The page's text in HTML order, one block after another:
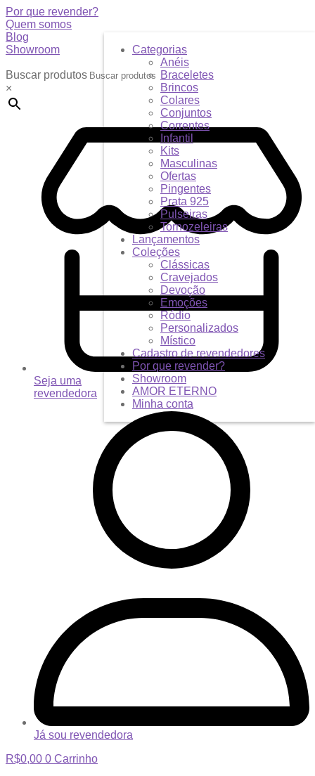
Por que revender?
Quem somos
Blog
Showroom
Buscar produtos
×
Seja uma
revendedora
Já sou revendedora
R$0,00 0 Carrinho
Categorias
Anéis
Braceletes
Brincos
Colares
Conjuntos
Correntes
Infantil
Kits
Masculinas
Ofertas
Pingentes
Prata 925
Pulseiras
Tornozeleiras
Lançamentos
Coleções
Clássicas
Cravejados
Devoção
Emoções
Ródio
Personalizados
Místico
Cadastro de revendedores
Por que revender?
Showroom
AMOR ETERNO
Minha conta